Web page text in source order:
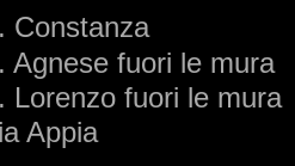
Constanza
Agnese fuori le mura
Lorenzo fuori le mura
Appia